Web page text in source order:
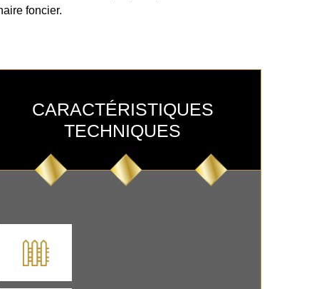
foncier.
CARACTÉRISTIQUES
TECHNIQUES